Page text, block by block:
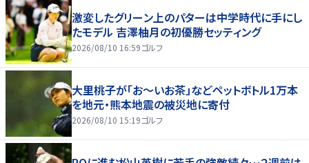
激変したグリーン上のパターは中学時代に手にし
たモデル 吉澤柚月の初優勝セッティング
2026/08/10 16:59ゴルフ
大里桃子が「お～いお茶」などペットボトル1万本
を地元・熊本地震の被災地に寄付
2026/08/10 15:19ゴルフ